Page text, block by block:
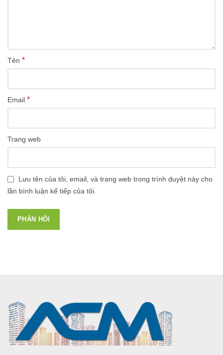
Tên *
Email *
Trang web
Lưu tên của tôi, email, và trang web trong trình duyệt này cho
lần bình luận kế tiếp của tôi.